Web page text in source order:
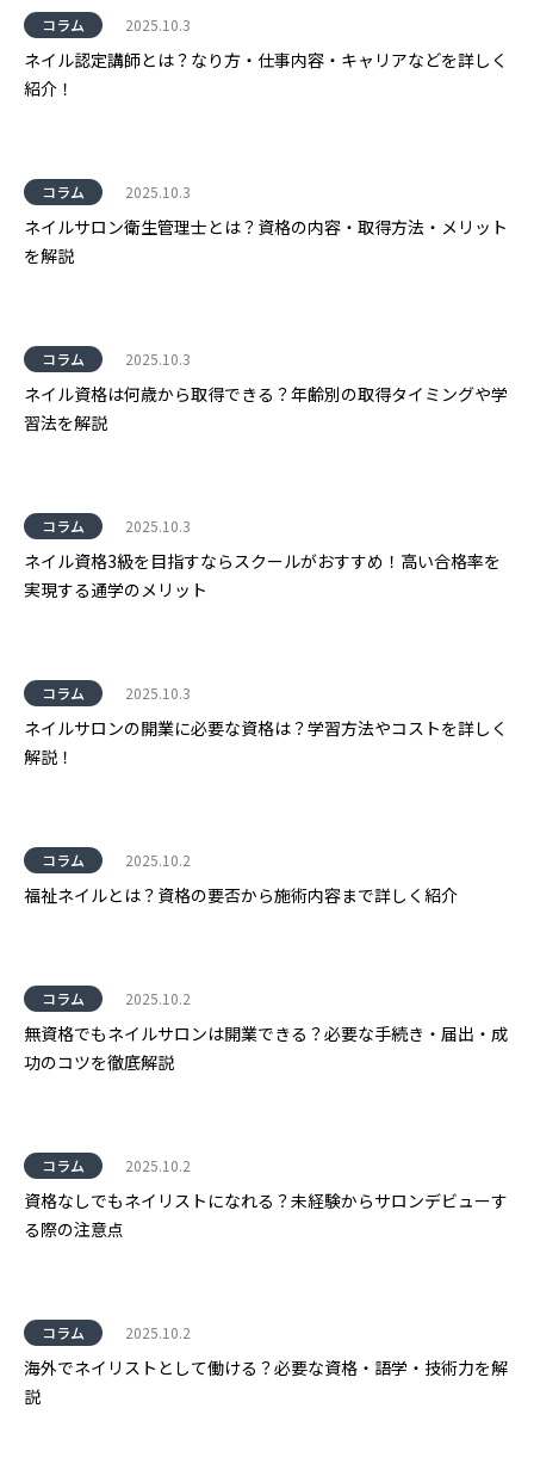
コラム 2025.10.3
ネイル認定講師とは？なり方・仕事内容・キャリアなどを詳しく
紹介！
コラム 2025.10.3
ネイルサロン衛生管理士とは？資格の内容・取得方法・メリット
を解説
コラム 2025.10.3
ネイル資格は何歳から取得できる？年齢別の取得タイミングや学
習法を解説
コラム 2025.10.3
ネイル資格3級を目指すならスクールがおすすめ！高い合格率を
実現する通学のメリット
コラム 2025.10.3
ネイルサロンの開業に必要な資格は？学習方法やコストを詳しく
解説！
コラム 2025.10.2
福祉ネイルとは？資格の要否から施術内容まで詳しく紹介
コラム 2025.10.2
無資格でもネイルサロンは開業できる？必要な手続き・届出・成
功のコツを徹底解説
コラム 2025.10.2
資格なしでもネイリストになれる？未経験からサロンデビューす
る際の注意点
コラム 2025.10.2
海外でネイリストとして働ける？必要な資格・語学・技術力を解
説